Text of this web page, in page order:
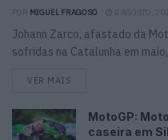
MIGUEL FRAGOSO
Johann Zarco, afastado da
sofridas na Catalunha em
VER MAIS
MotoGP:
caseira em